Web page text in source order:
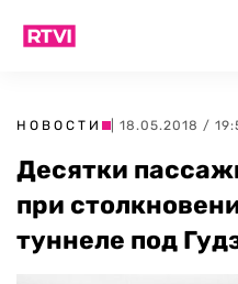
НОВОСТИ | 18.05.2018 /
Десятки
при
туннеле под